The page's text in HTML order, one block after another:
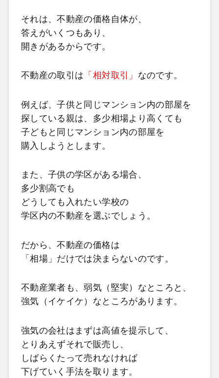
それは、不動産の価格自体が、
答えがいくつもあり、
開きがあるからです。
不動産の取引は 「相対取引」 なのです。
例えば、子供と同じマンション内の部屋を
探している親は、多少相場より高くても
子どもと同じマンション内の部屋を
購入しようとします。
また、子供の学区がある場合、
多少割高でも
どうしても入れたい学校の
学区内の不動産を選ぶでしょう。
だから、不動産の価格は
「相場」だけでは決まらないのです。
不動産業者も、弱気（堅実）なところと、
強気（イケイケ）なところがあります。
強気の会社はまずは高値を提示して、
とりあえずそれで販売し、
しばらくたって売れなければ
下げていく手法を取ります。